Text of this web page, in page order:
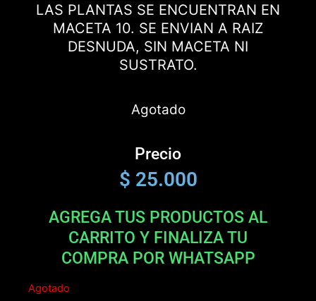
LAS PLANTAS SE ENCUENTRAN EN
MACETA 10. SE ENVIAN A RAIZ
DESNUDA, SIN MACETA NI
SUSTRATO.
Agotado
Precio
$ 25.000
AGREGA TUS PRODUCTOS AL
CARRITO Y FINALIZA TU
COMPRA POR WHATSAPP
Agotado